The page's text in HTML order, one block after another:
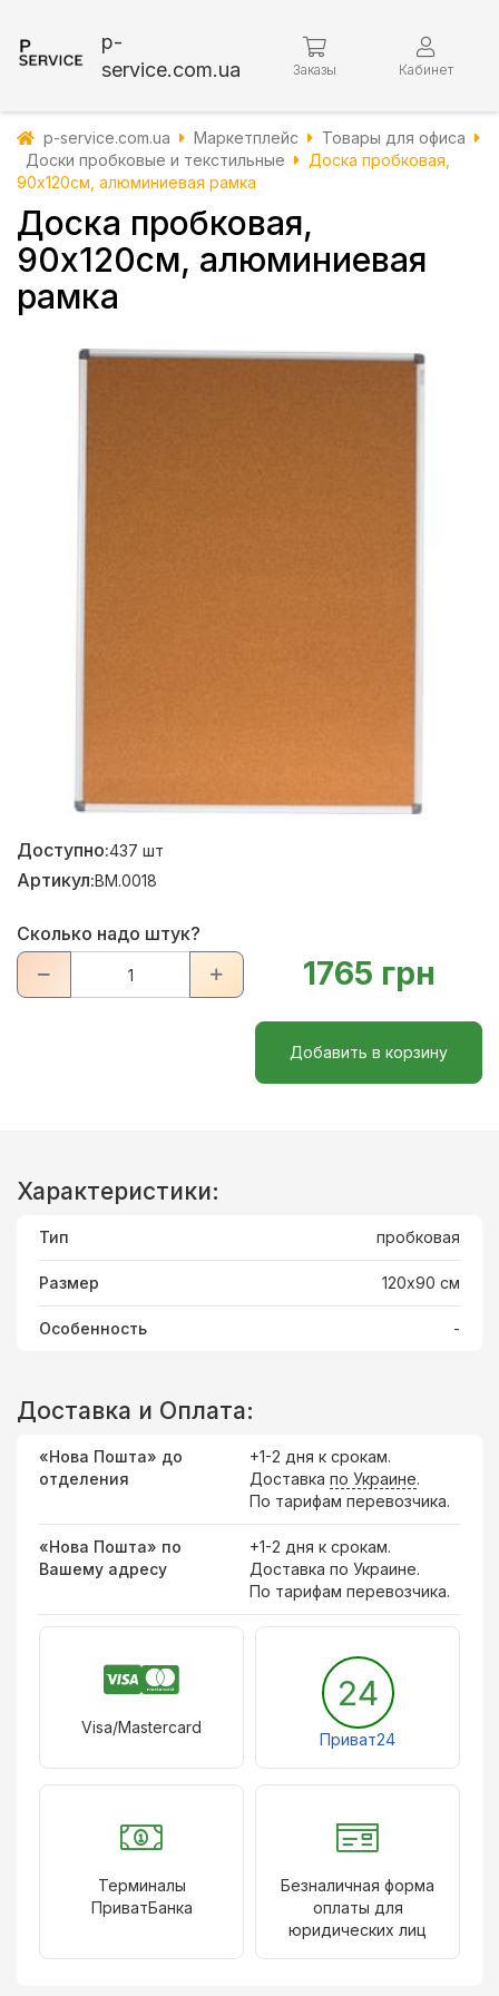
p-
service.com.ua
Заказы Кабинет
p-service.com.ua Маркетплейс
Товары для офиса
Доски пробковые и текстильные
Доска пробковая,
90х120см, алюминиевая рамка
Доска пробковая,
90х120см, алюминиевая
рамка
Доступно:437 шт
Артикул:BM.0018
Сколько надо штук?
1765 грн
Добавить в корзину
Характеристики:
Тип пробковая
Размер 120х90 см
Особенность -
Доставка и Оплата:
«Нова Пошта» до
отделения
+1-2 дня к срокам.
Доставка по Украине.
По тарифам перевозчика.
«Нова Пошта» по
Вашему адресу
+1-2 дня к срокам.
Доставка по Украине.
По тарифам перевозчика.
Visa/Mastercard
24
Приват24
Терминалы
ПриватБанка
Безналичная форма
оплаты для
юридических лиц